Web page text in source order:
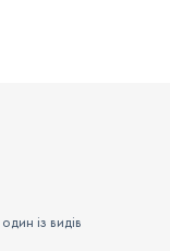
із видів